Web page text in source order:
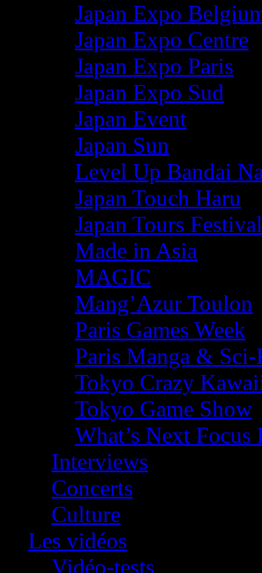
Japan Expo
Japan Expo Centre
Japan Expo Paris
Japan Expo Sud
Japan Event
Japan Sun
Level Up Bandai
Japan Touch Haru
Japan Tours Festival
Made in Asia
MAGIC
Mang’Azur Toulon
Paris Games Week
Paris Manga &
Tokyo Crazy
Tokyo Game Show
What’s Next
Interviews
Concerts
Culture
Les vidéos
Vidéo-tests